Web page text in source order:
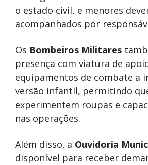
o estado civil, e menores
acompanhados por
Os Bombeiros Militares
presença com viatura de
equipamentos de combate a
versão infantil, permitindo
experimentem roupas e
nas operações.
Além disso, a Ouvidoria
disponível para receber